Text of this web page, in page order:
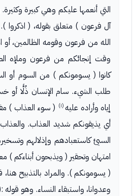
التي أنعمها عليكم وهي كبيرة
آل فرعون ) متعلق بقوله، ( اذكروا
الله من فرعون وقومه الظالمين، أو
وقت إنجائكم من فرعون وملإه
كانوا ( يسومونكم ) من السوم أو
طلب الشيء. سام الإنسان ذُلًّا أو
إياه وأراده عليه (١)
( سوء العذاب )
أي يذيقونكم شديد العذاب.
السيئ كاستعبادهم وإذلالهم
امتهان وتحقير ( ويذبحون أبناءكم
( يسومونكم ). والمراد بالتذبيح هنا،
وعدوانا، واستبقاء النساء. وهو